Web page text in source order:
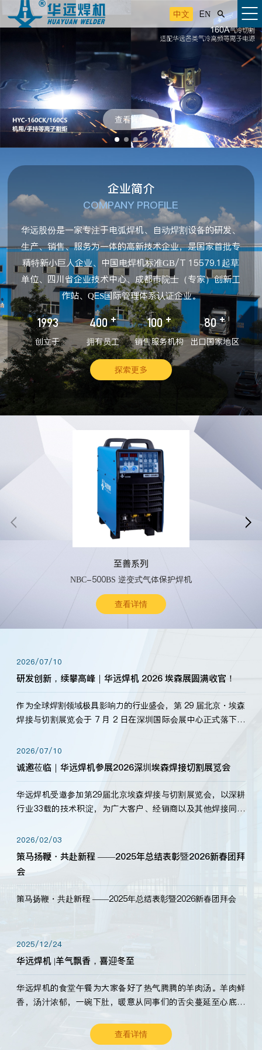
中文 EN 
查看详情
企业简介
COMPANY PROFILE
华远股份是一家专注于电弧焊机、自动焊割设备的研发、
生产、销售、服务为一体的高新技术企业，是国家首批专
精特新小巨人企业、中国电焊机标准GB/T 15579.1起草
单位、四川省企业技术中心、成都市院士（专家）创新工
作站、QES国际管理体系认证企业。
1993
创立于
400 +
拥有员工
100 +
销售服务机构
80 +
出口国家地区
探索更多
至善系列
NBC-500BS 逆变式气体保护焊机
查看详情
 
2026/07/10
研发创新，续攀高峰｜华远焊机 2026 埃森展圆满收官！
作为全球焊割领域极具影响力的行业盛会，第 29 届北京・埃森
焊接与切割展览会于 7 月 2 日在深圳国际会展中心正式落下帷
标准，持之以恒研发新产品、新技术。新老客户、行业伙伴、
海内外客户为目睹公司发布的新产…
2026/07/10
诚邀莅临｜华远焊机参展2026深圳埃森焊接切割展览会
华远焊机受邀参加第29届北京埃森焊接与切割展览会，以深耕
行业33载的技术积淀，为广大客户、经销商以及其他焊接同仁
2026/02/03
策马扬鞭・共赴新程 ——2025年总结表彰暨2026新春团拜
会
策马扬鞭・共赴新程 ——2025年总结表彰暨2026新春团拜会
2025/12/24
华远焊机 |羊气飘香，喜迎冬至
华远焊机的食堂午餐为大家备好了热气腾腾的羊肉汤。羊肉鲜
香，汤汁浓郁，一碗下肚，暖意从同事们的舌尖蔓延至心底。
查看详情